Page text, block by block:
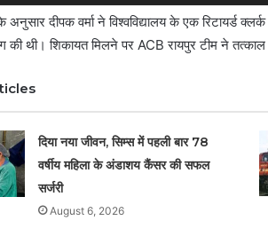
अनुसार दीपक वर्मा ने विश्वविद्यालय के एक रिटायर्ड
की थी। शिकायत मिलने पर ACB रायपुर टीम ने तत्काल
दिया नया जीवन, सिम्स में पहली बार 78
वर्षीय महिला के अंडाशय कैंसर की सफल
सर्जरी
August 6, 2026